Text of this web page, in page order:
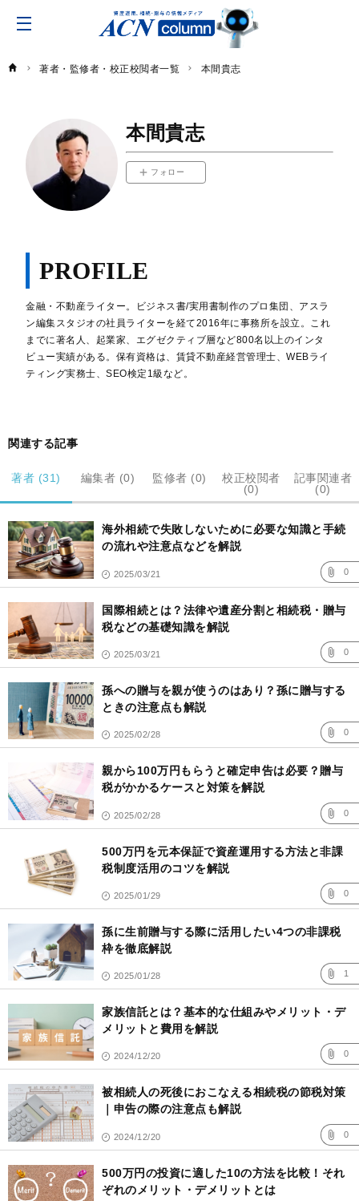
著者・監修者・校正校閲者一覧 本間貴志
本間貴志
フォロー
PROFILE
金融・不動産ライター。ビジネス書/実用書制作のプロ集団、アスラ
ン編集スタジオの社員ライターを経て2016年に事務所を設立。これ
までに著名人、起業家、エグゼクティブ層など800名以上のインタ
ビュー実績がある。保有資格は、賃貸不動産経営管理士、WEBライ
ティング実務士、SEO検定1級など。
関連する記事
著者 (31) 編集者 (0) 監修者 (0)
校正校閲者
(0)
記事関連者
(0)
海外相続で失敗しないために必要な知識と手続
の流れや注意点などを解説
2025/03/21 0
国際相続とは？法律や遺産分割と相続税・贈与
税などの基礎知識を解説
2025/03/21 0
孫への贈与を親が使うのはあり？孫に贈与する
ときの注意点も解説
2025/02/28 0
親から100万円もらうと確定申告は必要？贈与
税がかかるケースと対策を解説
2025/02/28 0
500万円を元本保証で資産運用する方法と非課
税制度活用のコツを解説
2025/01/29 0
孫に生前贈与する際に活用したい4つの非課税
枠を徹底解説
2025/01/28 1
家族信託とは？基本的な仕組みやメリット・デ
メリットと費用を解説
2024/12/20 0
被相続人の死後におこなえる相続税の節税対策
｜申告の際の注意点も解説
2024/12/20 0
500万円の投資に適した10の方法を比較！それ
ぞれのメリット・デメリットとは